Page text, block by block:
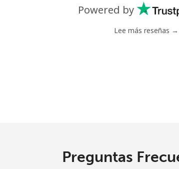
Serbia
Celular
Powered by
Lee más reseñas →
Preguntas